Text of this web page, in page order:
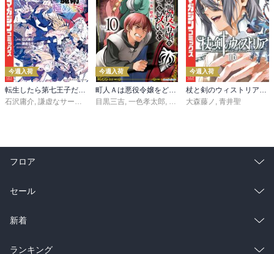
今週入荷
石沢庸介 謙虚なサークル メル。
今週入荷
目黒三吉 一色孝太郎 Parum
今週入荷
大森藤ノ 青井聖
フロア
総合
ラノベ
雑誌・グラビア
セール
総合
ラノベ
新着
総合
ランキング